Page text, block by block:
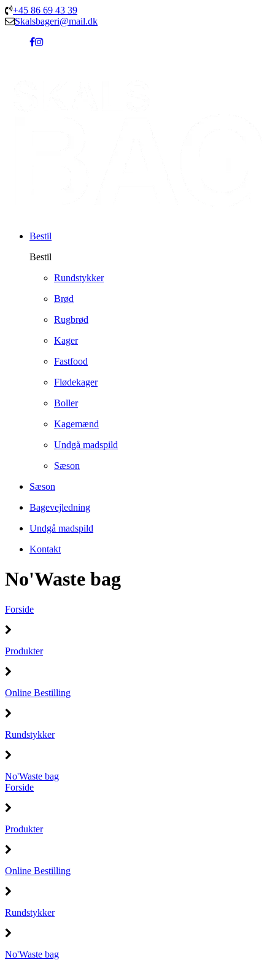
+45 86 69 43 39
Skalsbageri@mail.dk
Bestil
Bestil
Rundstykker
Brød
Rugbrød
Kager
Fastfood
Flødekager
Boller
Kagemænd
Undgå madspild
Sæson
Sæson
Bagevejledning
Undgå madspild
Kontakt
No'Waste bag
Forside
Produkter
Online Bestilling
Rundstykker
No'Waste bag
Forside
Produkter
Online Bestilling
Rundstykker
No'Waste bag